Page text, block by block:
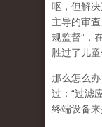
呕，但解
主导的审
规监督”，
胜过了儿童
那么怎么办
过：“过滤
终端设备来